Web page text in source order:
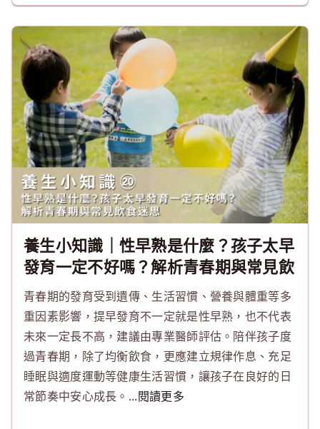
養生小知識｜性早熟是什麼？孩子太早
發育一定不好嗎？解析青春期與常見飲
食迷思
青春期的發育受到遺傳、生活習慣、營養與體重等多
重因素影響，提早發育不一定就是性早熟，也不代表
未來一定長不高，建議由專業醫師評估。陪伴孩子度
過青春期，除了均衡飲食，更應建立規律作息、充足
睡眠與適度運動等健康生活習慣，讓孩子在良好的日
常節奏中安心成長。 ...閱讀更多